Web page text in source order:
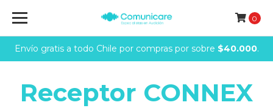
Envío gratis a todo Chile por compras por sobre $40.000.
0
Receptor CONNEX